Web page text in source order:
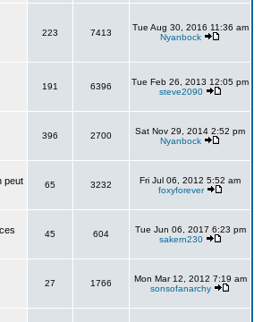
223 7413
Tue Aug 30, 2016 11:36 am
Nyanbock
191 6396
Tue Feb 26, 2013 12:05 pm
steve2090
396 2700
Sat Nov 29, 2014 2:52 pm
Nyanbock
peut
65 3232
Fri Jul 06, 2012 5:52 am
foxyforever
45 604
Tue Jun 06, 2017 6:23 pm
sakern230
27 1766
Mon Mar 12, 2012 7:19 am
sonsofanarchy